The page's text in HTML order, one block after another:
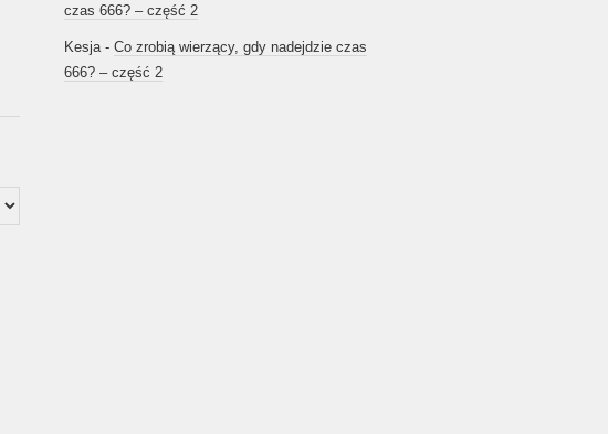
czas 666? – część 2
Kesja- Co zrobią wierzący, gdy nadejdzie czas
666? – część 2